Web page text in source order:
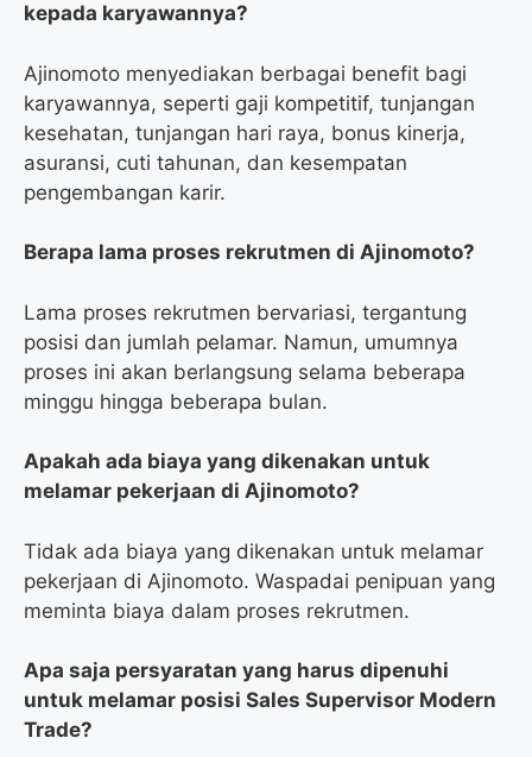
kepada karyawannya?
Ajinomoto menyediakan berbagai benefit bagi
karyawannya, seperti gaji kompetitif, tunjangan
kesehatan, tunjangan hari raya, bonus kinerja,
asuransi, cuti tahunan, dan kesempatan
pengembangan karir.
Berapa lama proses rekrutmen di Ajinomoto?
Lama proses rekrutmen bervariasi, tergantung
posisi dan jumlah pelamar. Namun, umumnya
proses ini akan berlangsung selama beberapa
minggu hingga beberapa bulan.
Apakah ada biaya yang dikenakan untuk
melamar pekerjaan di Ajinomoto?
Tidak ada biaya yang dikenakan untuk melamar
pekerjaan di Ajinomoto. Waspadai penipuan yang
meminta biaya dalam proses rekrutmen.
Apa saja persyaratan yang harus dipenuhi
untuk melamar posisi Sales Supervisor Modern
Trade?